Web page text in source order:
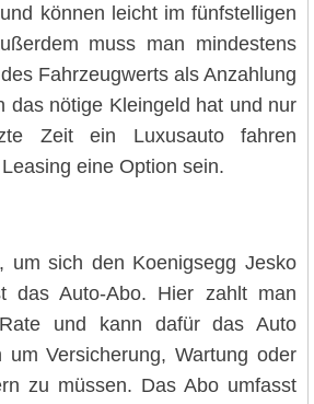
können leicht im fünfstelligen
muss man mindestens
Fahrzeugwerts als Anzahlung
das nötige Kleingeld hat und nur
Zeit ein Luxusauto fahren
eine Option sein.
um sich den Koenigsegg Jesko
das Auto-Abo. Hier zahlt man
und kann dafür das Auto
um Versicherung, Wartung oder
zu müssen. Das Abo umfasst